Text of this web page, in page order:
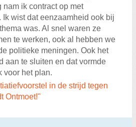
ik contract op met
Ik wist dat eenzaamheid ook bij
was. Al snel waren ze
te werken, ook al hebben we
politieke meningen. Ook het
aan te sluiten en dat vormde
voor het plan.
in de strijd tegen
Ontmoet!"